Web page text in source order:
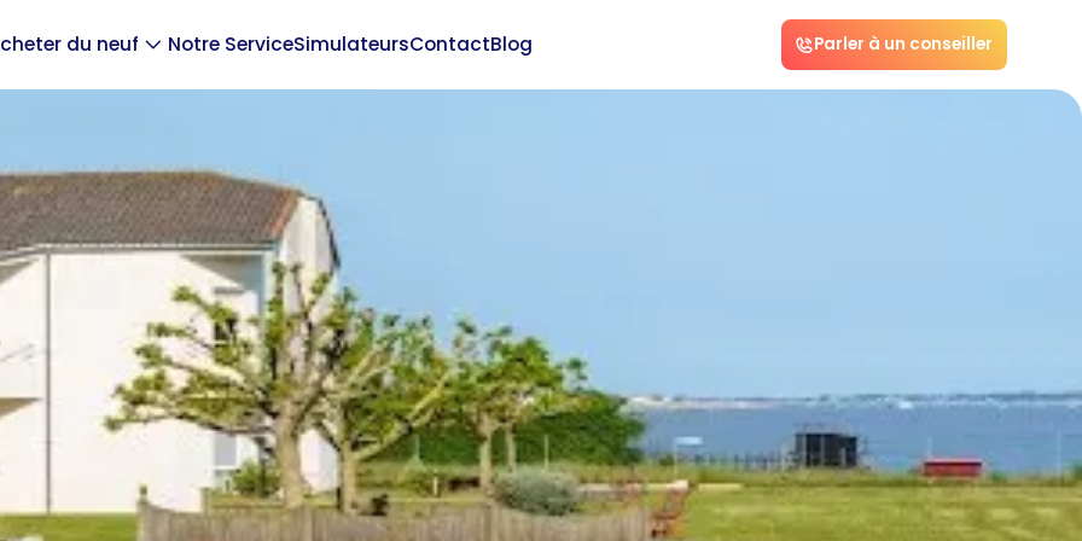
du neuf Notre ServiceSimulateursContactBlog Parler à un conseiller